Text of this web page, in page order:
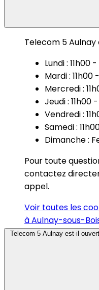
Telecom 5 Aulnay
Lundi : 11h00
Mardi : 11h00
Mercredi :
Jeudi : 11h00
Vendredi :
Samedi :
Dimanche :
Pour toute
contactez
appel.
Voir toutes les
à Aulnay-sous-
Telecom 5 Aulnay est-il